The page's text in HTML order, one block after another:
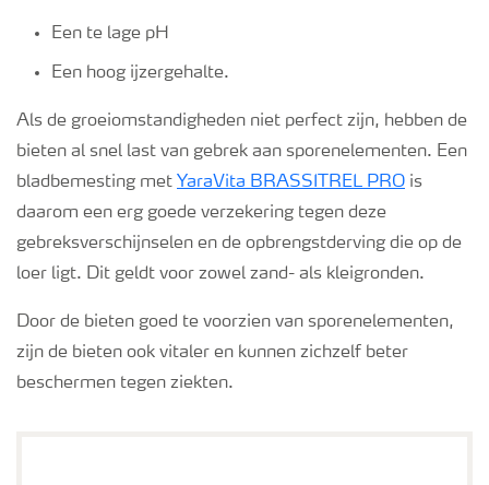
Een te lage pH
Een hoog ijzergehalte.
Als de groeiomstandigheden niet perfect zijn, hebben de
bieten al snel last van gebrek aan sporenelementen. Een
bladbemesting met YaraVita BRASSITREL PRO is
daarom een erg goede verzekering tegen deze
gebreksverschijnselen en de opbrengstderving die op de
loer ligt. Dit geldt voor zowel zand- als kleigronden.
Door de bieten goed te voorzien van sporenelementen,
zijn de bieten ook vitaler en kunnen zichzelf beter
beschermen tegen ziekten.